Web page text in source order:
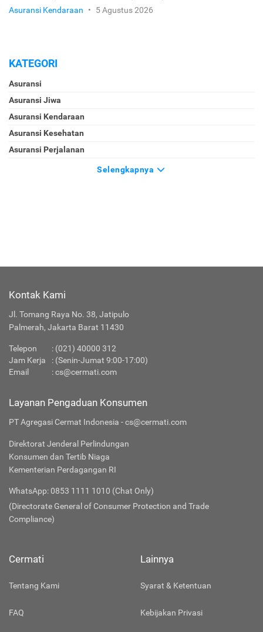
Asuransi Kendaraan • 5 Agustus 2026
KATEGORI
Asuransi
Asuransi Jiwa
Asuransi Kendaraan
Asuransi Kesehatan
Asuransi Perjalanan
Selengkapnya
Kontak Kami
Jl. Tomang Raya No. 38, Jatipulo
Palmerah, Jakarta Barat 11430
Telepon : (021) 40000 312
Jam Kerja
: (Senin-Jumat 9:00-17:00)
Email
:cs@cermati.com
Layanan Pengaduan Konsumen
PT Agregasi Cermat Indonesia - cs@cermati.com
Direktorat Jenderal Perlindungan
Konsumen dan Tertib Niaga
Kementerian Perdagangan RI
WhatsApp: 0853 1111 1010 (Chat Only)
(Directorate General of Consumer Protection and Trade
Compliance)
Cermati
Tentang Kami
FAQ
Lainnya
Syarat & Ketentuan
Kebijakan Privasi